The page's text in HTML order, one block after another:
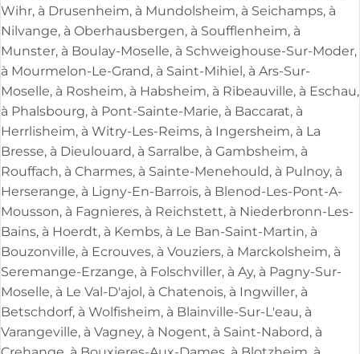
Wihr, à Drusenheim, à Mundolsheim, à Seichamps, à
Nilvange, à Oberhausbergen, à Soufflenheim, à
Munster, à Boulay-Moselle, à Schweighouse-Sur-Moder,
à Mourmelon-Le-Grand, à Saint-Mihiel, à Ars-Sur-
Moselle, à Rosheim, à Habsheim, à Ribeauville, à Eschau,
à Phalsbourg, à Pont-Sainte-Marie, à Baccarat, à
Herrlisheim, à Witry-Les-Reims, à Ingersheim, à La
Bresse, à Dieulouard, à Sarralbe, à Gambsheim, à
Rouffach, à Charmes, à Sainte-Menehould, à Pulnoy, à
Herserange, à Ligny-En-Barrois, à Blenod-Les-Pont-A-
Mousson, à Fagnieres, à Reichstett, à Niederbronn-Les-
Bains, à Hoerdt, à Kembs, à Le Ban-Saint-Martin, à
Bouzonville, à Ecrouves, à Vouziers, à Marckolsheim, à
Seremange-Erzange, à Folschviller, à Ay, à Pagny-Sur-
Moselle, à Le Val-D'ajol, à Chatenois, à Ingwiller, à
Betschdorf, à Wolfisheim, à Blainville-Sur-L'eau, à
Varangeville, à Vagney, à Nogent, à Saint-Nabord, à